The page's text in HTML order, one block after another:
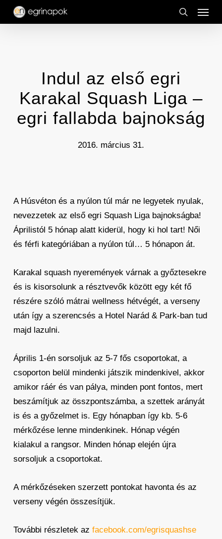
Skip
search
Menu
Indul az első egri
Karakal Squash Liga –
egri fallabda bajnokság
2016. március 31.
A Húsvéton és a nyúlon túl már ne legyetek nyulak,
nevezzetek az első egri Squash Liga bajnokságba!
Áprilistól 5 hónap alatt kiderül, hogy ki hol tart! Női
és férfi kategóriában a nyúlon túl… 5 hónapon át.
Karakal squash nyeremények várnak a győztesekre
és is kisorsolunk a résztvevők között egy két fő
részére szóló mátrai wellness hétvégét, a verseny
után így a szerencsés a Hotel Narád & Park-ban tud
majd lazulni.
Április 1-én sorsoljuk az 5-7 fős csoportokat, a
csoporton belül mindenki játszik mindenkivel, akkor
amikor ráér és van pálya, minden pont fontos, mert
beszámítjuk az összpontszámba, a szettek arányát
is és a győzelmet is. Egy hónapban így kb. 5-6
mérkőzése lenne mindenkinek. Hónap végén
kialakul a rangsor. Minden hónap elején újra
sorsoljuk a csoportokat.
A mérkőzéseken szerzett pontokat havonta és az
verseny végén összesítjük.
További részletek az facebook.com/egrisquashse